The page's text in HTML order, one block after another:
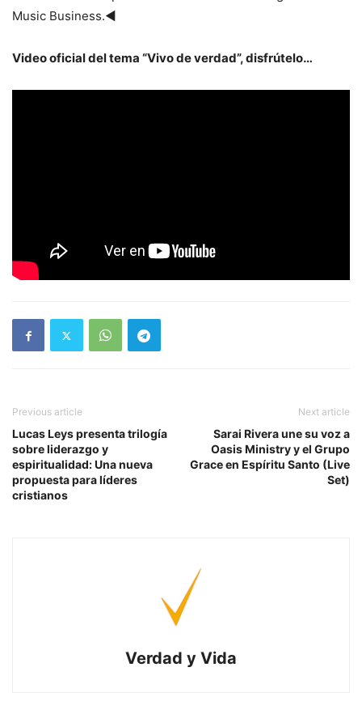
Music Business.◄
Video oficial del tema “Vivo de verdad”, disfrútelo…
Previous article
Lucas Leys presenta trilogía
sobre liderazgo y
espiritualidad: Una nueva
propuesta para líderes
cristianos
Next article
Sarai Rivera une su voz a
Oasis Ministry y el Grupo
Grace en Espíritu Santo (Live
Set)
Verdad y Vida